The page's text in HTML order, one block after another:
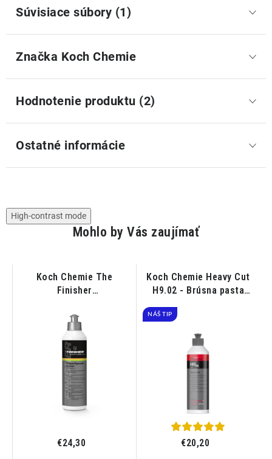
Súvisiace súbory (1)
Značka Koch Chemie
Hodnotenie produktu (2)
Ostatné informácie
High-contrast mode
Mohlo by Vás zaujímať
Koch Chemie The
Finisher
Jednokroková leštiaca
pasta s ochranou 250ml
€24,30
Koch Chemie Heavy Cut
H9.02 - Brúsna pasta
NÁŠ TIP
€20,20